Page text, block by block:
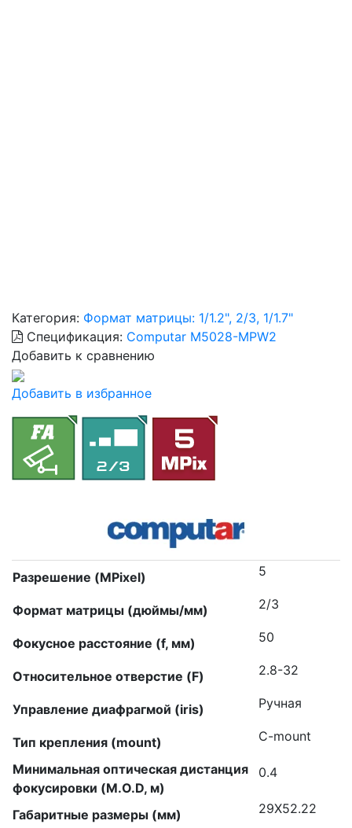
Категория: Формат матрицы: 1/1.2", 2/3, 1/1.7"
Спецификация: Computar M5028-MPW2
Добавить к сравнению
Добавить в избранное
Разрешение (MPixel) 5
Формат матрицы (дюймы/мм) 2/3
Фокусное расстояние (f, мм) 50
Относительное отверстие (F) 2.8-32
Управление диафрагмой (iris) Ручная
Тип крепления (mount) C-mount
Минимальная оптическая дистанция
фокусировки (M.O.D, м)
0.4
Габаритные размеры (мм) 29X52.22